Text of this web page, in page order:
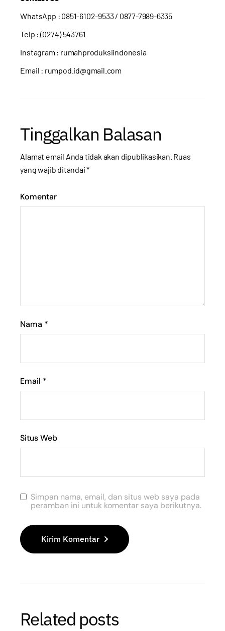
WhatsApp : 0851-6102-9533/ 0877-7989-6335
Telp : (0274) 543761
Instagram : rumahproduksiindonesia
Email : rumpod.id@gmail.com
Tinggalkan Balasan
Alamat email Anda tidak akan dipublikasikan. Ruas
yang wajib ditandai*
Komentar
Nama *
Email *
Situs Web
Simpan nama, email, dan situs web saya pada
peramban ini untuk komentar saya berikutnya.
Kirim Komentar
Related posts